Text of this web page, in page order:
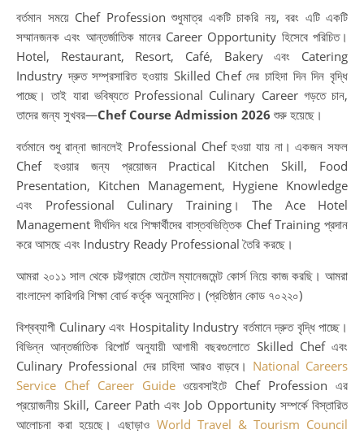
বর্তমান সময়ে Chef Profession শুধুমাত্র একটি চাকরি নয়, বরং এটি একটি
সম্মানজনক এবং আন্তর্জাতিক মানের Career Opportunity হিসেবে পরিচিত।
Hotel, Restaurant, Resort, Café, Bakery এবং Catering
Industry দ্রুত সম্প্রসারিত হওয়ায় Skilled Chef দের চাহিদা দিন দিন বৃদ্ধি
পাচ্ছে। তাই যারা ভবিষ্যতে Professional Culinary Career গড়তে চান,
তাদের জন্য সুখবর—Chef Course Admission 2026 শুরু হয়েছে।
বর্তমানে শুধু রান্না জানলেই Professional Chef হওয়া যায় না। একজন সফল
Chef হওয়ার জন্য প্রয়োজন Practical Kitchen Skill, Food
Presentation, Kitchen Management, Hygiene Knowledge
এবং Professional Culinary Training। The Ace Hotel
Management দীর্ঘদিন ধরে শিক্ষার্থীদের বাস্তবভিত্তিক Chef Training প্রদান
করে আসছে এবং Industry Ready Professional তৈরি করছে।
আমরা ২০১১ সাল থেকে চট্টগ্রামে হোটেল ম্যানেজমেন্ট কোর্স নিয়ে কাজ করছি। আমরা
বাংলাদেশ কারিগরি শিক্ষা বোর্ড কর্তৃক অনুমোদিত। (প্রতিষ্ঠান কোড ৭০২২০)
বিশ্বব্যাপী Culinary এবং Hospitality Industry বর্তমানে দ্রুত বৃদ্ধি পাচ্ছে।
বিভিন্ন আন্তর্জাতিক রিপোর্ট অনুযায়ী আগামী বছরগুলোতে Skilled Chef এবং
Culinary Professional দের চাহিদা আরও বাড়বে। National Careers
Service Chef Career Guideওয়েবসাইটে Chef Profession এর
প্রয়োজনীয় Skill, Career Path এবং Job Opportunity সম্পর্কে বিস্তারিত
আলোচনা করা হয়েছে। এছাড়াও World Travel & Tourism Council